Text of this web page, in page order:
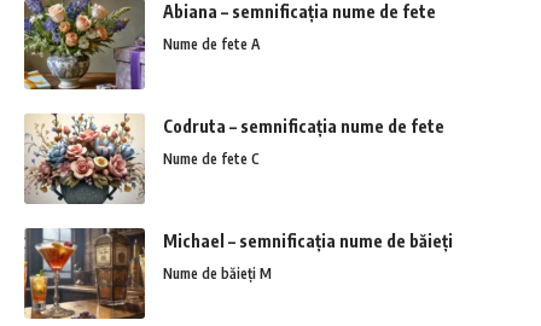
Abiana – semnificația nume de fete
Nume de fete A
Codruta – semnificația nume de fete
Nume de fete C
Michael – semnificația nume de băieți
Nume de băieți M